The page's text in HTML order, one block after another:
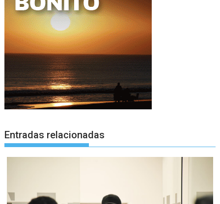
Entradas relacionadas